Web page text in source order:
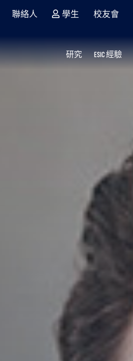
聯絡人 學生 校友會
研究 ESIC 經驗